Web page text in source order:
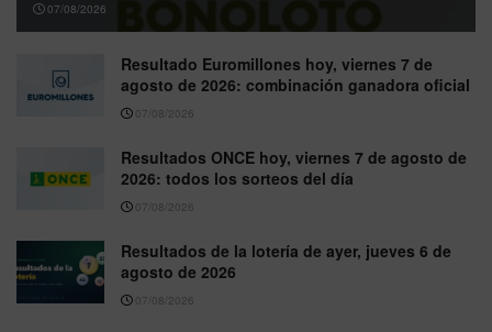
07/08/2026
Resultado Euromillones hoy, viernes 7 de
agosto de 2026: combinación ganadora oficial
07/08/2026
Resultados ONCE hoy, viernes 7 de agosto de
2026: todos los sorteos del día
07/08/2026
Resultados de la lotería de ayer, jueves 6 de
agosto de 2026
07/08/2026